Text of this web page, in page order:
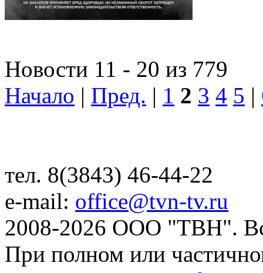
Новости 11 - 20 из 779
Начало | Пред. | 1 2 3 4 5 |
тел. 8(3843) 46-44-22
e-mail: office@tvn-tv.ru
2008-2026 ООО "ТВН".
При полном или